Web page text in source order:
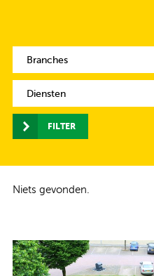
Branches
Diensten
FILTER
Niets gevonden.